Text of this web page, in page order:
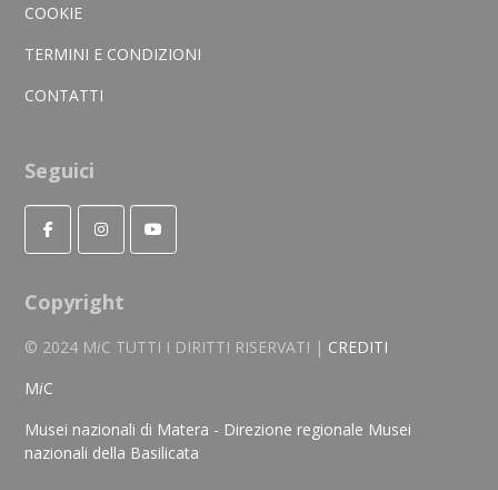
COOKIE
TERMINI E CONDIZIONI
CONTATTI
Seguici
Copyright
© 2024 MiC TUTTI I DIRITTI RISERVATI | CREDITI
MiC
Musei nazionali di Matera - Direzione regionale Musei
nazionali della Basilicata